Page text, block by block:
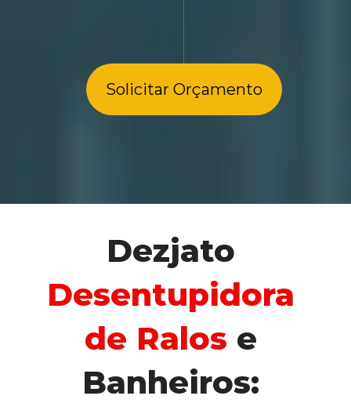
Solicitar Orçamento
Desentupidora
de Ralos e
Banheiros: